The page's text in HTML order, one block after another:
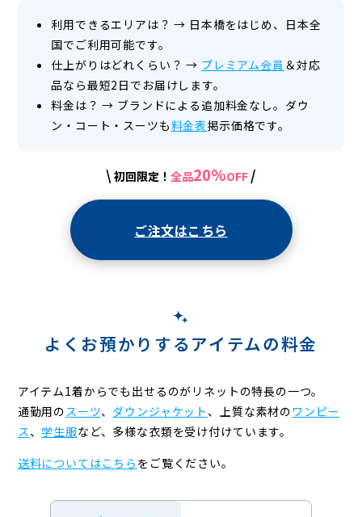
利用できるエリアは？ → 日本橋をはじめ、日本全
国でご利用可能です。
仕上がりはどれくらい？ → プレミアム会員 ＆対応
品なら最短2日でお届けします。
料金は？ → ブランドによる追加料金なし。ダウ
ン・コート・スーツも料金表掲示価格です。
\ 初回限定！ 全品20%OFF /
ご注文はこちら
よくお預かりするアイテムの料金
アイテム1着からでも出せるのがリネットの特長の一つ。
通勤用のスーツ、 ダウンジャケット 、上質な素材のワンピー
ス、学生服など、 多様な衣類を受け付けています。
送料についてはこちら をご覧ください。